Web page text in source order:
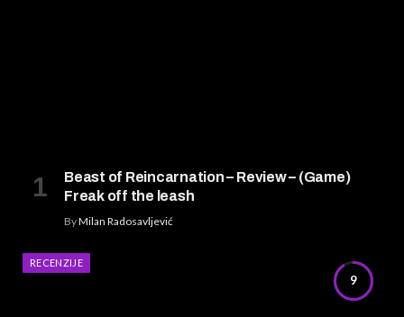
Beast of Reincarnation – Review – (Game)
Freak off the leash
ByMilan Radosavljević
9
RECENZIJE